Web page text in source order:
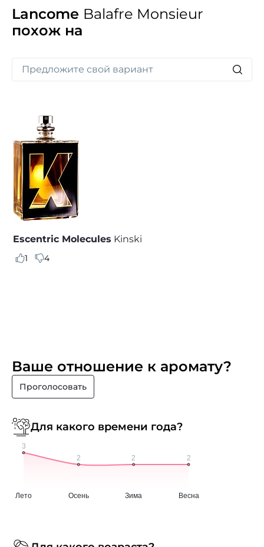
Lancome Balafre Monsieur
похож на
Escentric Molecules Kinski
1 4
Ваше отношение к аромату?
Проголосовать
Для какого времени года?